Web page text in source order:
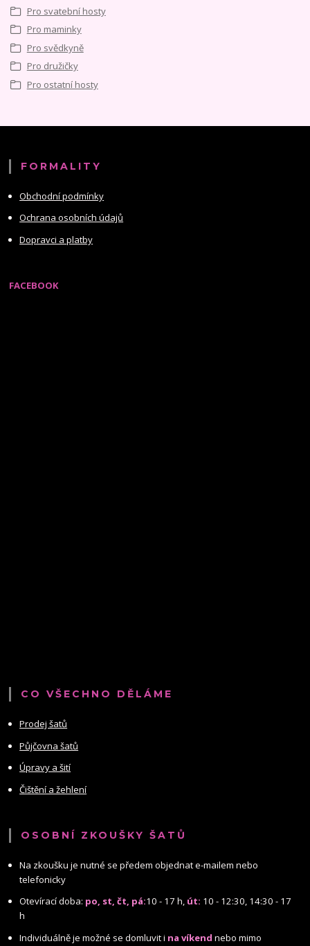
Pro svatební hosty
Pro maminky
Pro svědkyně
Pro družičky
Pro ostatní hosty
FORMALITY
Obchodní podmínky
Ochrana osobních údajů
Dopravci a platby
FACEBOOK
CO VŠECHNO DĚLÁME
Prodej šatů
Půjčovna šatů
Úpravy a šití
Čištění a žehlení
OSOBNÍ ZKOUŠKY ŠATŮ
Na zkoušku je nutné se předem objednat e-mailem nebo
telefonicky
Otevírací doba: po, st, čt, pá:10 - 17 h, út: 10 - 12:30, 14:30 - 17
h
Individuálně je možné se domluvit i na víkend nebo mimo